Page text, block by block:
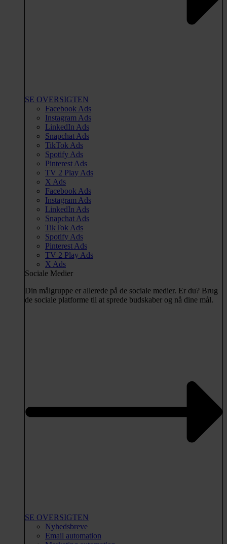
SE OVERSIGTEN
Facebook Ads
Instagram Ads
LinkedIn Ads
Snapchat Ads
TikTok Ads
Spotify Ads
Pinterest Ads
TV 2 Play Ads
X Ads
Facebook Ads
Instagram Ads
LinkedIn Ads
Snapchat Ads
TikTok Ads
Spotify Ads
Pinterest Ads
TV 2 Play Ads
X Ads
Sociale Medier
Din målgruppe er allerede på de sociale medier. Er du? Brug
de sociale platforme til at sprede budskaber og nå dine mål.
SE OVERSIGTEN
Nyhedsbreve
Email automation